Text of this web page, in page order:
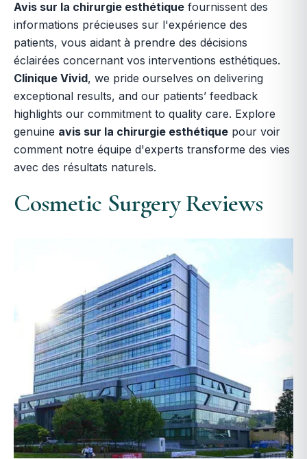
Avis sur la chirurgie esthétique fournissent des
informations précieuses sur l'expérience des
patients, vous aidant à prendre des décisions
éclairées concernant vos interventions esthétiques.
Clinique Vivid, we pride ourselves on delivering
exceptional results, and our patients’ feedback
highlights our commitment to quality care. Explore
genuine avis sur la chirurgie esthétique pour voir
comment notre équipe d'experts transforme des vies
avec des résultats naturels.
Cosmetic Surgery Reviews